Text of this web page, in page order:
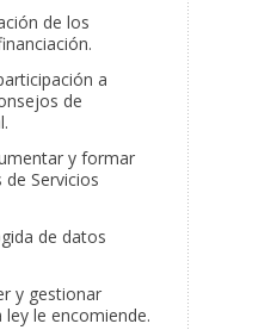
de los
a
de
y formar
Servicios
de datos
y gestionar
ley le encomiende.